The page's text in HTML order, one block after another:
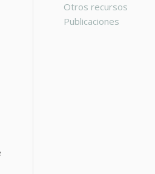
Otros recursos
Publicaciones